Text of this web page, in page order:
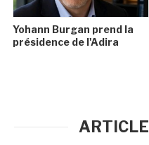
Yohann Burgan prend la
présidence de l'Adira